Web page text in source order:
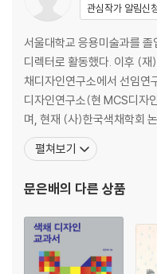
빛의 생성과 색채의 관계
흑체 복사
흑체 이외의 빛의 생성
4 빛의 특성과 작용
흡수
반사
산란
굴절
회절
2장 색채 지각
1 눈과 색채
추상체와 간상체
관심작가 알림신
서울대학교 응용미술과를
디렉터로 활동했다. 이후 (
채디자인연구소에서 선임연
디자인연구소(현 MCS디자
며, 현재 (사)한국색채학회
대학교, 홍익대학교, 국민대
교에서 색채 디자인 강의를
통색 연구, 한국 플라스틱 표
구,
펼쳐보기
문은배의 다른 상품